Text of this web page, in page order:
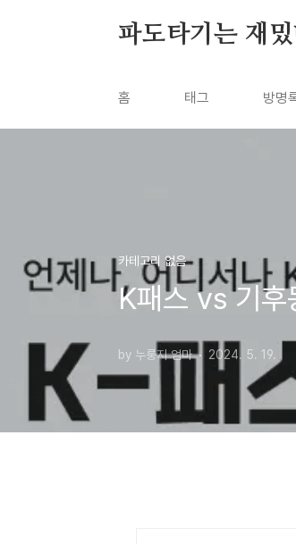
파도타기는 재밌
홈 태그 방명
카테고리 없음
K패스 vs 기
by 누룽지 엄마 2024. 5. 19.